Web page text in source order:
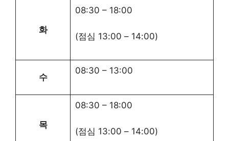
화
08:30 – 18:00
(점심 13:00 – 14:00)
수
08:30 – 13:00
목
08:30 – 18:00
(점심 13:00 – 14:00)